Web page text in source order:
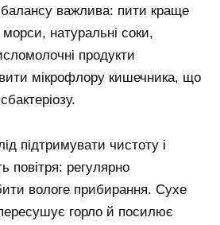
балансу важлива: пити краще
натуральні соки,
продукти
мікрофлору кишечника, що
підтримувати чистоту і
повітря: регулярно
вологе прибирання. Сухе
горло й посилює